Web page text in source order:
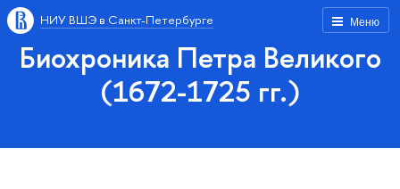
Меню
НИУ ВШЭ в Санкт-Петербурге
Биохроника Петра Великого
(1672-1725 гг.)